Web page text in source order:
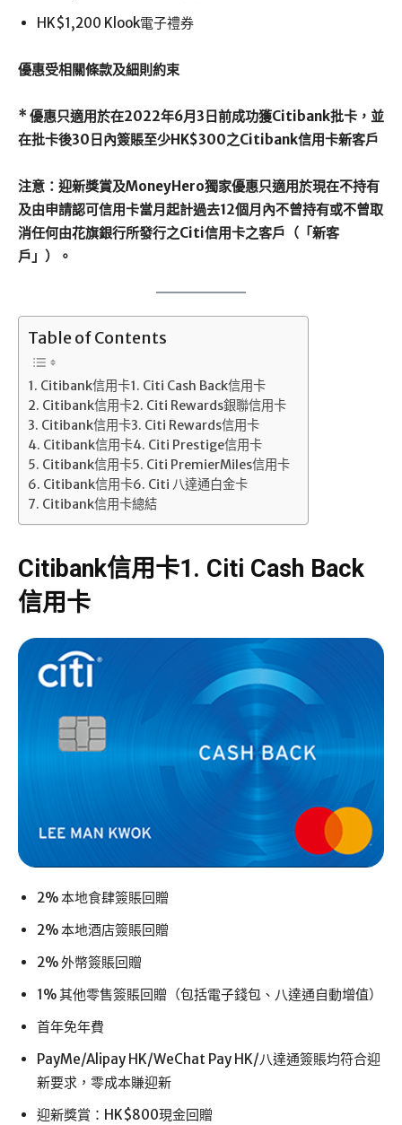
HK$1,200 Klook電子禮券
優惠受相關條款及細則約束
* 優惠只適用於在2022年6月3日前成功獲Citibank批卡，並
在批卡後30日內簽賬至少HK$300之Citibank信用卡新客戶
注意：迎新獎賞及MoneyHero獨家優惠只適用於現在不持有
及由申請認可信用卡當月起計過去12個月內不曾持有或不曾取
消任何由花旗銀行所發行之Citi信用卡之客戶（「新客
戶」）。
Table of Contents
Citibank信用卡1. Citi Cash Back信用卡
Citibank信用卡2. Citi Rewards銀聯信用卡
Citibank信用卡3. Citi Rewards信用卡
Citibank信用卡4. Citi Prestige信用卡
Citibank信用卡5. Citi PremierMiles信用卡
Citibank信用卡6. Citi 八達通白金卡
Citibank信用卡總結
Citibank信用卡1. Citi Cash Back
信用卡
2% 本地食肆簽賬回贈
2% 本地酒店簽賬回贈
2% 外幣簽賬回贈
1% 其他零售簽賬回贈（包括電子錢包、八達通自動增值）
首年免年費
PayMe/Alipay HK/WeChat Pay HK/八達通簽賬均符合迎
新要求，零成本賺迎新
迎新獎賞：HK$800現金回贈